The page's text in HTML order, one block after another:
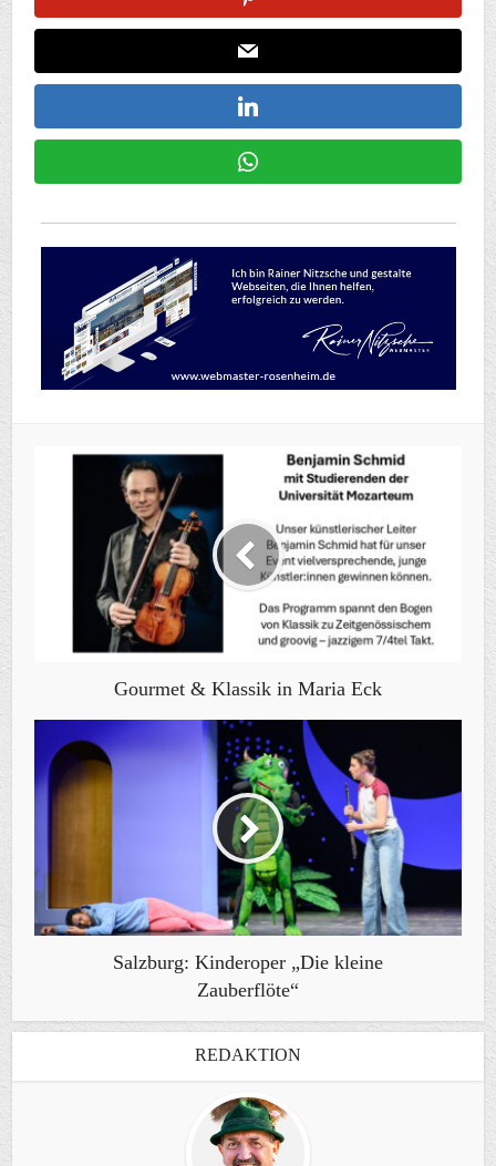
Gourmet & Klassik in Maria Eck
Salzburg: Kinderoper „Die kleine
Zauberflöte“
REDAKTION